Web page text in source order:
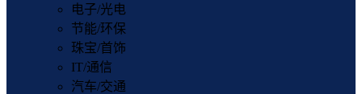
电子/光电
节能/环保
珠宝/首饰
IT/通信
汽车/交通